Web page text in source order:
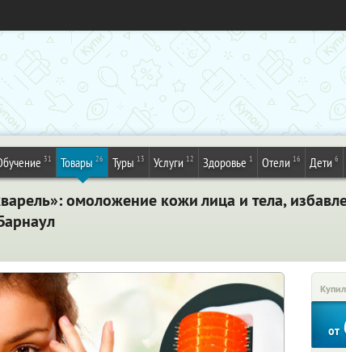
31 Товары 26 Туры 13 Услуги 12 Здоровье 1 Отели 16 Дети 6
омоложение кожи лица и тела,
от